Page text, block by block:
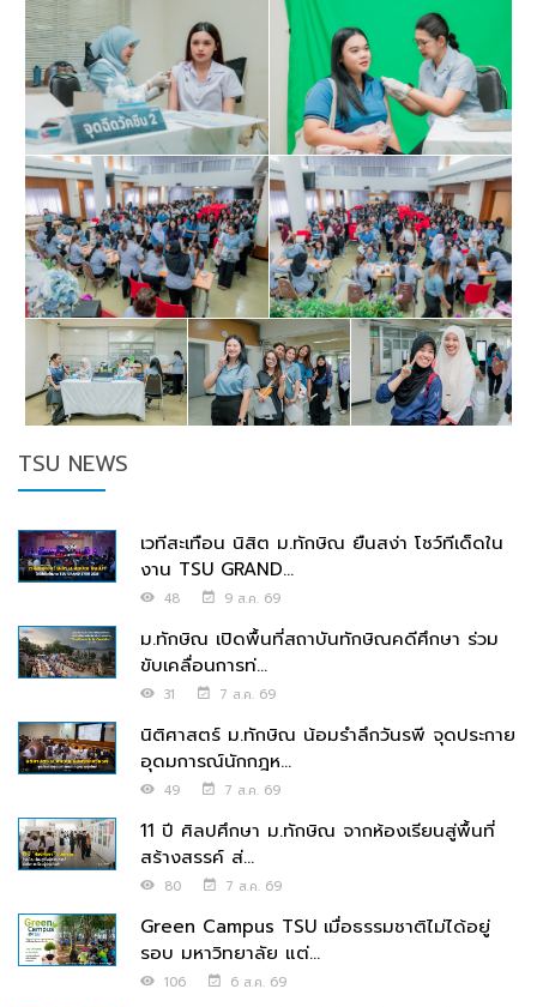
TSU NEWS
เวทีสะเทือน นิสิต ม.ทักษิณ ยืนสง่า โชว์ทีเด็ดใน
งาน TSU GRAND...
48 9 ส.ค. 69
ม.ทักษิณ เปิดพื้นที่สถาบันทักษิณคดีศึกษา ร่วม
ขับเคลื่อนการท่...
31 7 ส.ค. 69
นิติศาสตร์ ม.ทักษิณ น้อมรำลึกวันรพี จุดประกาย
อุดมการณ์นักกฎห...
49 7 ส.ค. 69
11 ปี ศิลปศึกษา ม.ทักษิณ จากห้องเรียนสู่พื้นที่
สร้างสรรค์ ส่...
80 7 ส.ค. 69
Green Campus TSU เมื่อธรรมชาติไม่ได้อยู่
รอบ มหาวิทยาลัย แต่...
106 6 ส.ค. 69